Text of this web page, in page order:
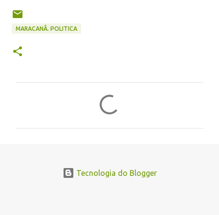
MARACANÃ. POLITICA
Tecnologia do Blogger